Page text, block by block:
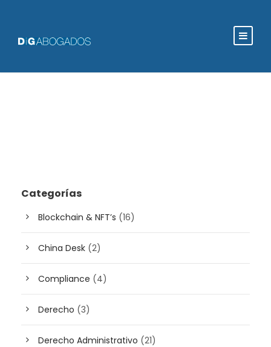
Categorías
Blockchain & NFT’s (16)
China Desk (2)
Compliance (4)
Derecho (3)
Derecho Administrativo (21)